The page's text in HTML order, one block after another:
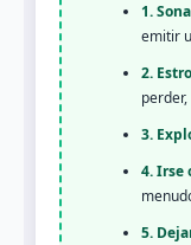
1.
emitir
2.
3.
4. Irse
5.